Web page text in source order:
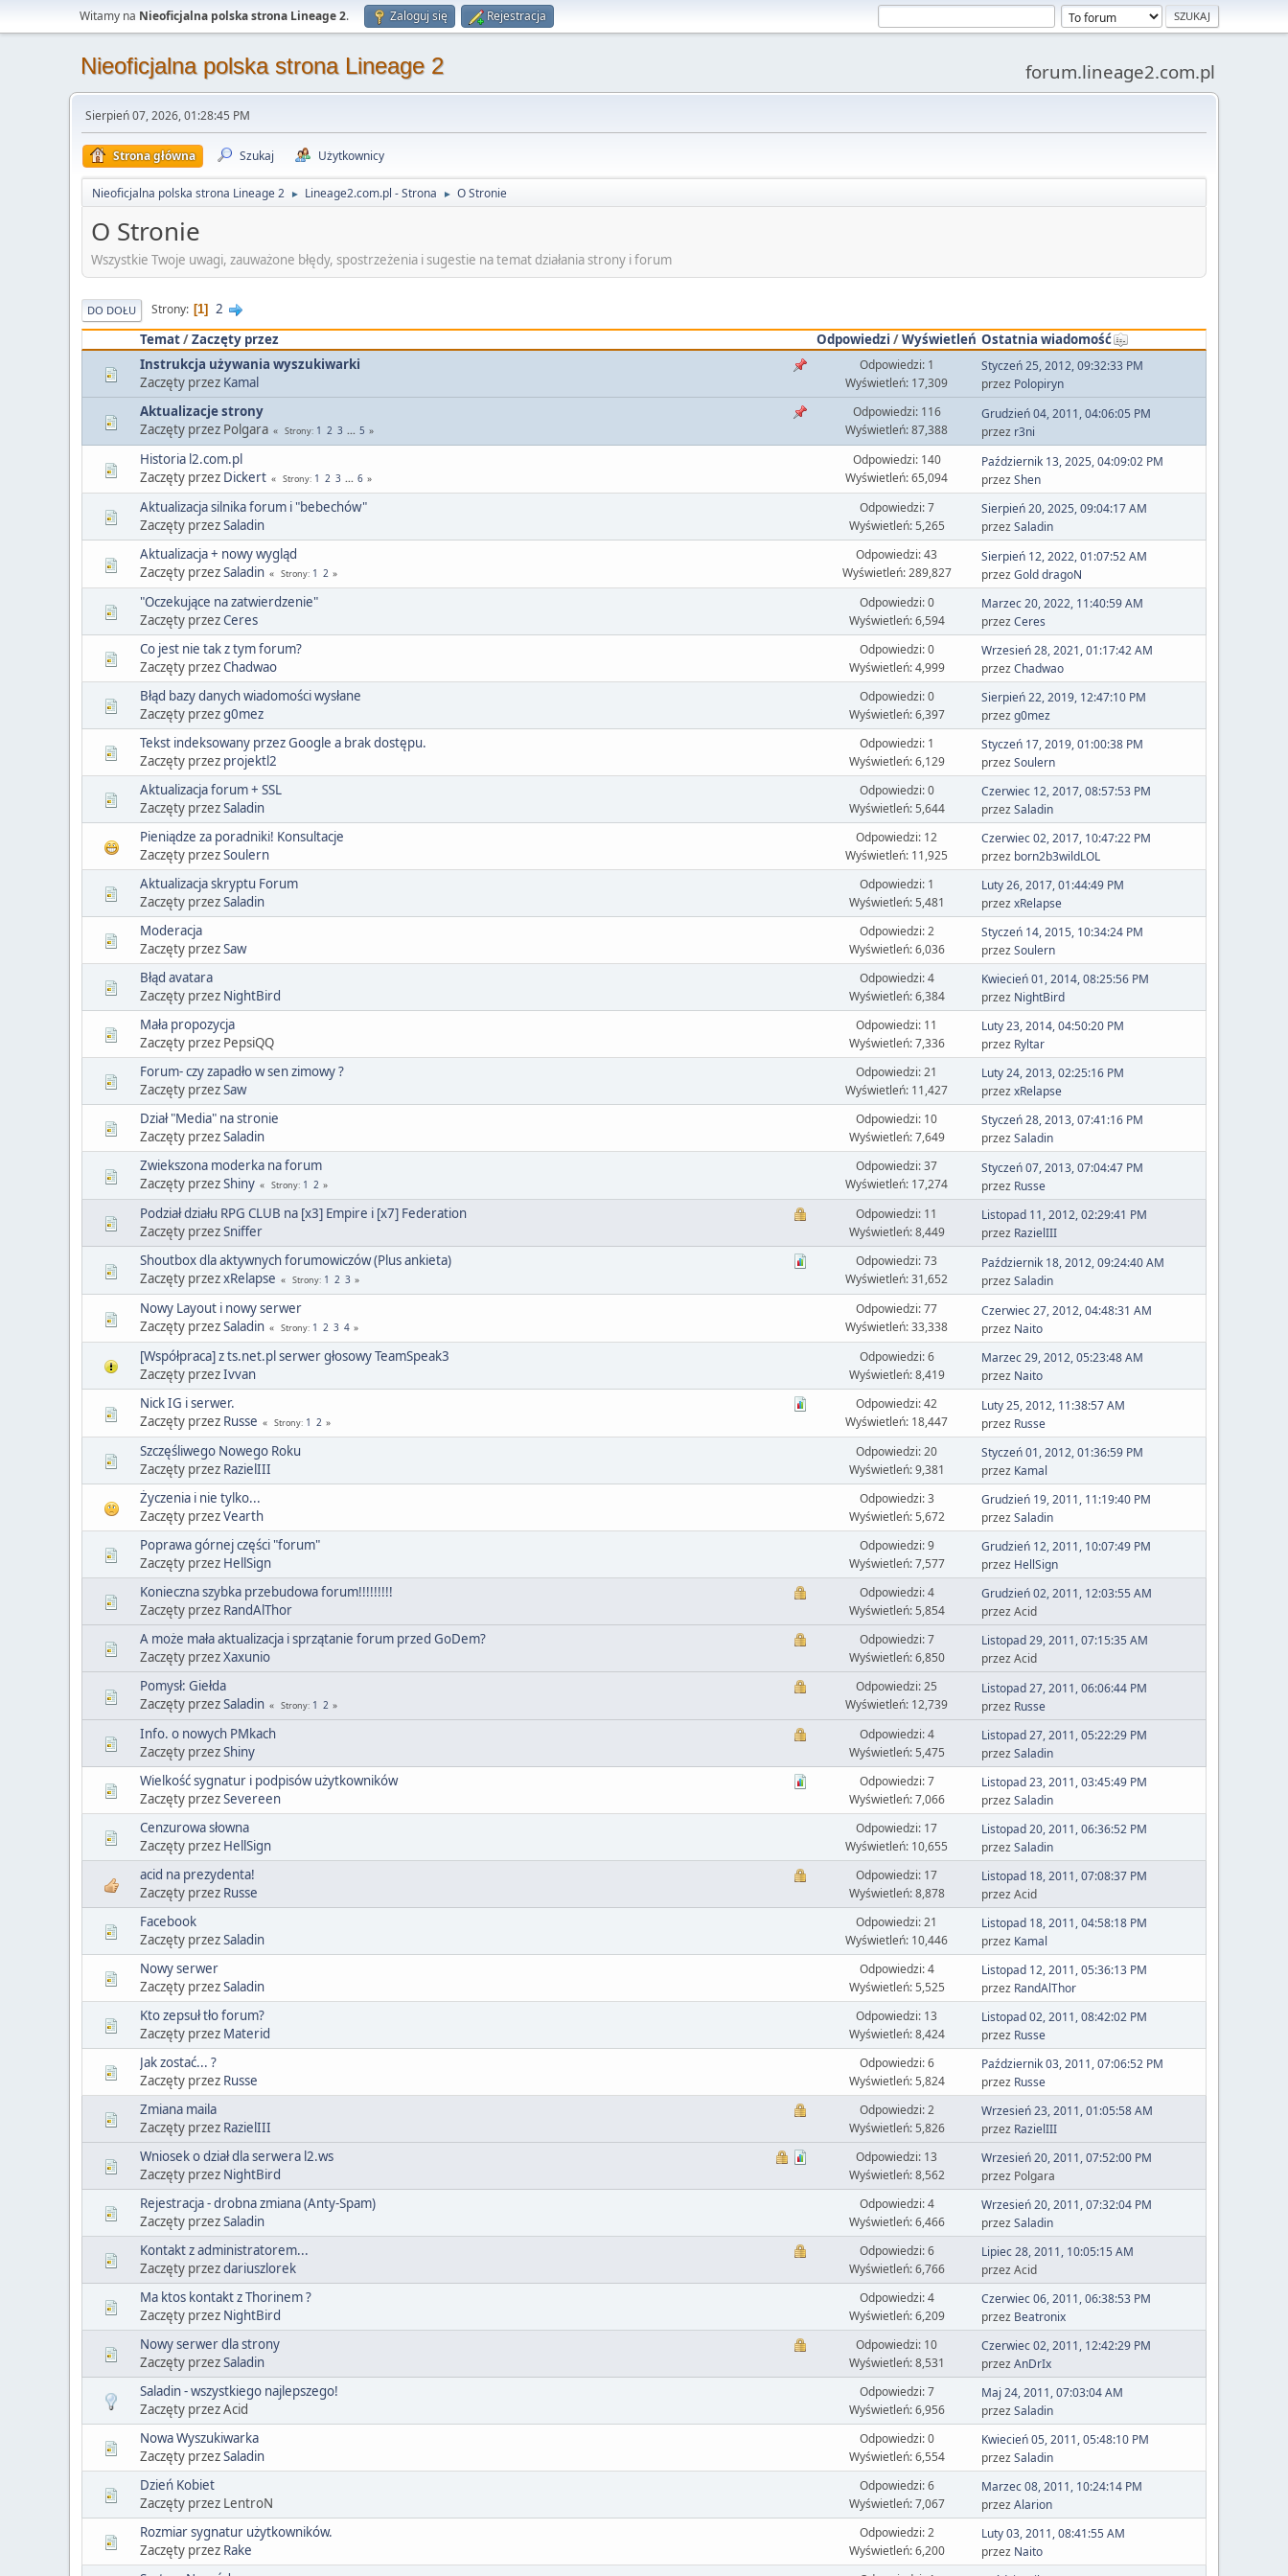
Witamy na Nieoficjalna polska strona Lineage 2. Zaloguj się Rejestracja
Nieoficjalna polska strona Lineage 2 forum.lineage2.com.pl
Sierpień 07, 2026, 01:28:45 PM
Strona główna Szukaj Użytkownicy
Nieoficjalna polska strona Lineage 2 ► Lineage2.com.pl - Strona ► O Stronie
O Stronie
Wszystkie Twoje uwagi, zauważone błędy, spostrzeżenia i sugestie na temat działania strony i forum
DO DOŁU Strony 1
2
Temat/Zaczęty przez Odpowiedzi /Wyświetleń Ostatnia wiadomość
Instrukcja używania wyszukiwarki
Zaczęty przez Kamal
Odpowiedzi: 1
Wyświetleń: 17,309
Styczeń 25, 2012, 09:32:33 PM
przez Polopiryn
Aktualizacje strony
Zaczęty przez Polgara
Strony 1 2 3 ... 5
Odpowiedzi: 116
Wyświetleń: 87,388
Grudzień 04, 2011, 04:06:05 PM
przez r3ni
Historia l2.com.pl
Zaczęty przez Dickert Strony 1 2 3 ... 6
Odpowiedzi: 140
Wyświetleń: 65,094
Październik 13, 2025, 04:09:02 PM
przezShen
Aktualizacja silnika forum i "bebechów"
Zaczęty przezSaladin
Odpowiedzi: 7
Wyświetleń: 5,265
Sierpień 20, 2025, 09:04:17 AM
przezSaladin
Aktualizacja + nowy wygląd
Zaczęty przezSaladin Strony 1 2
Odpowiedzi: 43
Wyświetleń: 289,827
Sierpień 12, 2022, 01:07:52 AM
przezGold dragoN
"Oczekujące na zatwierdzenie"
Zaczęty przezCeres
Odpowiedzi: 0
Wyświetleń: 6,594
Marzec 20, 2022, 11:40:59 AM
przezCeres
Co jest nie tak z tym forum?
Zaczęty przezChadwao
Odpowiedzi: 0
Wyświetleń: 4,999
Wrzesień 28, 2021, 01:17:42 AM
przezChadwao
Błąd bazy danych wiadomości wysłane
Zaczęty przezg0mez
Odpowiedzi: 0
Wyświetleń: 6,397
Sierpień 22, 2019, 12:47:10 PM
przezg0mez
Tekst indeksowany przez Google a brak dostępu.
Zaczęty przez projektl2
Odpowiedzi: 1
Wyświetleń: 6,129
Styczeń 17, 2019, 01:00:38 PM
przezSoulern
Aktualizacja forum + SSL
Zaczęty przezSaladin
Odpowiedzi: 0
Wyświetleń: 5,644
Czerwiec 12, 2017, 08:57:53 PM
przezSaladin
Pieniądze za poradniki! Konsultacje
Zaczęty przezSoulern
Odpowiedzi: 12
Wyświetleń: 11,925
Czerwiec 02, 2017, 10:47:22 PM
przez born2b3wildLOL
Aktualizacja skryptu Forum
Zaczęty przezSaladin
Odpowiedzi: 1
Wyświetleń: 5,481
Luty 26, 2017, 01:44:49 PM
przezxRelapse
Moderacja
Zaczęty przezSaw
Odpowiedzi: 2
Wyświetleń: 6,036
Styczeń 14, 2015, 10:34:24 PM
przezSoulern
Błąd avatara
Zaczęty przez NightBird
Odpowiedzi: 4
Wyświetleń: 6,384
Kwiecień 01, 2014, 08:25:56 PM
przez NightBird
Mała propozycja
Zaczęty przez PepsiQQ
Odpowiedzi: 11
Wyświetleń: 7,336
Luty 23, 2014, 04:50:20 PM
przez Ryltar
Forum- czy zapadło w sen zimowy ?
Zaczęty przezSaw
Odpowiedzi: 21
Wyświetleń: 11,427
Luty 24, 2013, 02:25:16 PM
przezxRelapse
Dział "Media" na stronie
Zaczęty przezSaladin
Odpowiedzi: 10
Wyświetleń: 7,649
Styczeń 28, 2013, 07:41:16 PM
przezSaladin
Zwiekszona moderka na forum
Zaczęty przezShiny Strony 1 2
Odpowiedzi: 37
Wyświetleń: 17,274
Styczeń 07, 2013, 07:04:47 PM
przez Russe
Podział działu RPG CLUB na [x3] Empire i [x7] Federation
Zaczęty przezSniffer
Odpowiedzi: 11
Wyświetleń: 8,449
Listopad 11, 2012, 02:29:41 PM
przez RazielIII
Shoutbox dla aktywnych forumowiczów (Plus ankieta)
Zaczęty przezxRelapse Strony 1 2 3
Odpowiedzi: 73
Wyświetleń: 31,652
Październik 18, 2012, 09:24:40 AM
przezSaladin
Nowy Layout i nowy serwer
Zaczęty przezSaladin Strony 1 2 3 4
Odpowiedzi: 77
Wyświetleń: 33,338
Czerwiec 27, 2012, 04:48:31 AM
przez Naito
[Współpraca] z ts.net.pl serwer głosowy TeamSpeak3
Zaczęty przezIvvan
Odpowiedzi: 6
Wyświetleń: 8,419
Marzec 29, 2012, 05:23:48 AM
przez Naito
Nick IG i serwer.
Zaczęty przez Russe Strony 1 2
Odpowiedzi: 42
Wyświetleń: 18,447
Luty 25, 2012, 11:38:57 AM
przez Russe
Szczęśliwego Nowego Roku
Zaczęty przez RazielIII
Odpowiedzi: 20
Wyświetleń: 9,381
Styczeń 01, 2012, 01:36:59 PM
przez Kamal
Życzenia i nie tylko...
Zaczęty przezVearth
Odpowiedzi: 3
Wyświetleń: 5,672
Grudzień 19, 2011, 11:19:40 PM
przezSaladin
Poprawa górnej części "forum"
Zaczęty przez HellSign
Odpowiedzi: 9
Wyświetleń: 7,577
Grudzień 12, 2011, 10:07:49 PM
przez HellSign
Konieczna szybka przebudowa forum!!!!!!!!!
Zaczęty przez RandAlThor
Odpowiedzi: 4
Wyświetleń: 5,854
Grudzień 02, 2011, 12:03:55 AM
przez Acid
A może mała aktualizacja i sprzątanie forum przed GoDem?
Zaczęty przezXaxunio
Odpowiedzi: 7
Wyświetleń: 6,850
Listopad 29, 2011, 07:15:35 AM
przez Acid
Pomysł: Giełda
Zaczęty przezSaladin Strony 1 2
Odpowiedzi: 25
Wyświetleń: 12,739
Listopad 27, 2011, 06:06:44 PM
przez Russe
Info. o nowych PMkach
Zaczęty przezShiny
Odpowiedzi: 4
Wyświetleń: 5,475
Listopad 27, 2011, 05:22:29 PM
przezSaladin
Wielkość sygnatur i podpisów użytkowników
Zaczęty przezSevereen
Odpowiedzi: 7
Wyświetleń: 7,066
Listopad 23, 2011, 03:45:49 PM
przezSaladin
Cenzurowa słowna
Zaczęty przez HellSign
Odpowiedzi: 17
Wyświetleń: 10,655
Listopad 20, 2011, 06:36:52 PM
przezSaladin
acid na prezydenta!
Zaczęty przez Russe
Odpowiedzi: 17
Wyświetleń: 8,878
Listopad 18, 2011, 07:08:37 PM
przez Acid
Facebook
Zaczęty przezSaladin
Odpowiedzi: 21
Wyświetleń: 10,446
Listopad 18, 2011, 04:58:18 PM
przez Kamal
Nowy serwer
Zaczęty przezSaladin
Odpowiedzi: 4
Wyświetleń: 5,525
Listopad 12, 2011, 05:36:13 PM
przez RandAlThor
Kto zepsuł tło forum?
Zaczęty przez Materid
Odpowiedzi: 13
Wyświetleń: 8,424
Listopad 02, 2011, 08:42:02 PM
przez Russe
Jak zostać... ?
Zaczęty przez Russe
Odpowiedzi: 6
Wyświetleń: 5,824
Październik 03, 2011, 07:06:52 PM
przez Russe
Zmiana maila
Zaczęty przez RazielIII
Odpowiedzi: 2
Wyświetleń: 5,826
Wrzesień 23, 2011, 01:05:58 AM
przez RazielIII
Wniosek o dział dla serwera l2.ws
Zaczęty przez NightBird
Odpowiedzi: 13
Wyświetleń: 8,562
Wrzesień 20, 2011, 07:52:00 PM
przez Polgara
Rejestracja - drobna zmiana (Anty-Spam)
Zaczęty przezSaladin
Odpowiedzi: 4
Wyświetleń: 6,466
Wrzesień 20, 2011, 07:32:04 PM
przezSaladin
Kontakt z administratorem...
Zaczęty przezdariuszlorek
Odpowiedzi: 6
Wyświetleń: 6,766
Lipiec 28, 2011, 10:05:15 AM
przez Acid
Ma ktos kontakt z Thorinem ?
Zaczęty przez NightBird
Odpowiedzi: 4
Wyświetleń: 6,209
Czerwiec 06, 2011, 06:38:53 PM
przez Beatronix
Nowy serwer dla strony
Zaczęty przezSaladin
Odpowiedzi: 10
Wyświetleń: 8,531
Czerwiec 02, 2011, 12:42:29 PM
przezAnDrIx
Saladin - wszystkiego najlepszego!
Zaczęty przez Acid
Odpowiedzi: 7
Wyświetleń: 6,956
Maj 24, 2011, 07:03:04 AM
przezSaladin
Nowa Wyszukiwarka
Zaczęty przezSaladin
Odpowiedzi: 0
Wyświetleń: 6,554
Kwiecień 05, 2011, 05:48:10 PM
przezSaladin
Dzień Kobiet
Zaczęty przez LentroN
Odpowiedzi: 6
Wyświetleń: 7,067
Marzec 08, 2011, 10:24:14 PM
przezAlarion
Rozmiar sygnatur użytkowników.
Zaczęty przez Rake
Odpowiedzi: 2
Wyświetleń: 6,200
Luty 03, 2011, 08:41:55 AM
przez Naito